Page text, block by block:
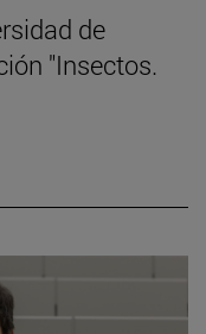
de
"Insectos.